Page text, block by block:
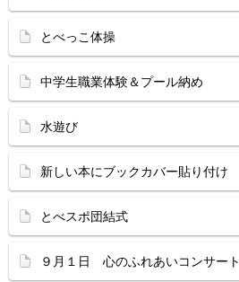
とべっこ体操
中学生職業体験＆プール納め
水遊び
新しい本にブックカバー貼り付け
とべスポ団結式
９月１日 心のふれあいコンサート